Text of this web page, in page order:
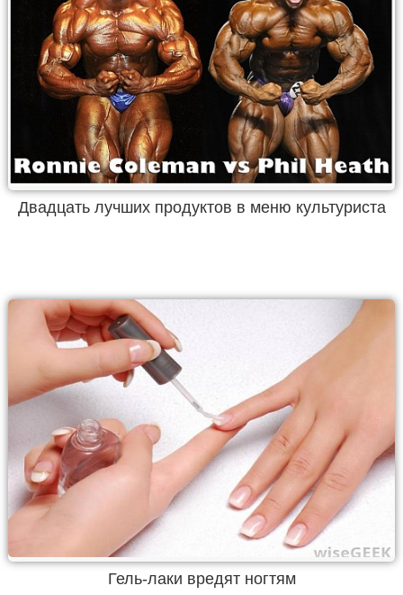
Двадцать лучших продуктов в меню культуриста
Гель-лаки вредят ногтям